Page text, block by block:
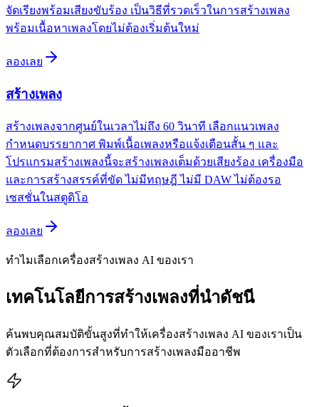
จัดเรียงพร้อมเสียงขับร้อง เป็นวิธีที่รวดเร็วในการสร้างเพลง
พร้อมเนื้อหาเพลงโดยไม่ต้องเริ่มต้นใหม่
ลองเลย
สร้างเพลง
สร้างเพลงจากศูนย์ในเวลาไม่ถึง 60 วินาที เลือกแนวเพลง
กำหนดบรรยากาศ พิมพ์เนื้อเพลงหรือแจ้งเตือนสั้น ๆ และ
โปรแกรมสร้างเพลงนี้จะสร้างเพลงเต็มด้วยเสียงร้อง เครื่องมือ
และการสร้างสรรค์ที่ขัด ไม่มีทฤษฎี ไม่มี DAW ไม่ต้องรอ
เซสชั่นในสตูดิโอ
ลองเลย
ทำไมเลือกเครื่องสร้างเพลง AI ของเรา
เทคโนโลยีการสร้างเพลงที่นำดัชนี
ค้นพบคุณสมบัติขั้นสูงที่ทำให้เครื่องสร้างเพลง AI ของเราเป็น
ตัวเลือกที่ต้องการสำหรับการสร้างเพลงมืออาชีพ